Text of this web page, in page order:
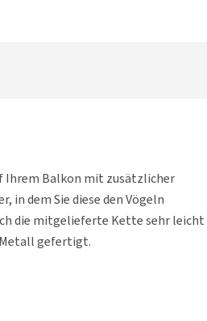
Ihrem Balkon mit zusätzlicher
dem Sie diese den Vögeln
die mitgelieferte Kette sehr leicht
gefertigt.